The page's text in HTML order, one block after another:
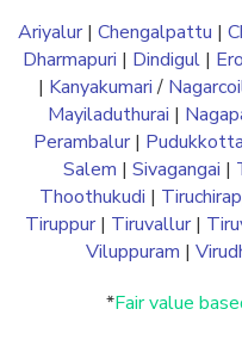
Ariyalur| Chengalpattu |
Dharmapuri | Dindigul |
| Kanyakumari/
Mayiladuthurai |
Perambalur|
Salem | Sivagangai |
Thoothukudi |
Tiruppur| Tiruvallur|
Viluppuram |
*Fair value